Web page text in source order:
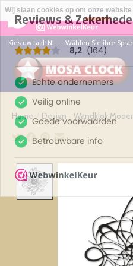
8,2
164
Kies uw taal: NL -- Wählen Sie ihre
Home Design - Wandklok
Wij slaan cookies op om onze
Nee